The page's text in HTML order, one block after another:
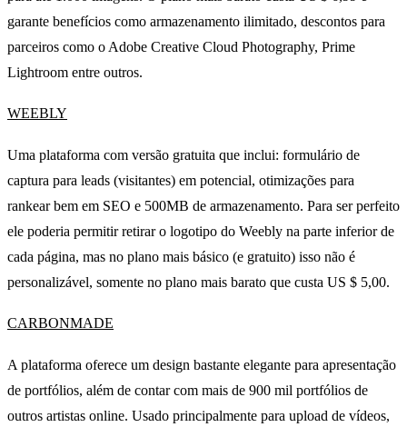
garante benefícios como armazenamento ilimitado, descontos para
parceiros como o Adobe Creative Cloud Photography, Prime
Lightroom entre outros.
WEEBLY
Uma plataforma com versão gratuita que inclui: formulário de
captura para leads (visitantes) em potencial, otimizações para
rankear bem em SEO e 500MB de armazenamento. Para ser perfeito
ele poderia permitir retirar o logotipo do Weebly na parte inferior de
cada página, mas no plano mais básico (e gratuito) isso não é
personalizável, somente no plano mais barato que custa US $ 5,00.
CARBONMADE
A plataforma oferece um design bastante elegante para apresentação
de portfólios, além de contar com mais de 900 mil portfólios de
outros artistas online. Usado principalmente para upload de vídeos,